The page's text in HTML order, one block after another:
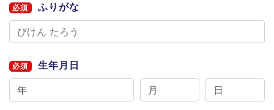
必須 ふりがな
必須 生年月日